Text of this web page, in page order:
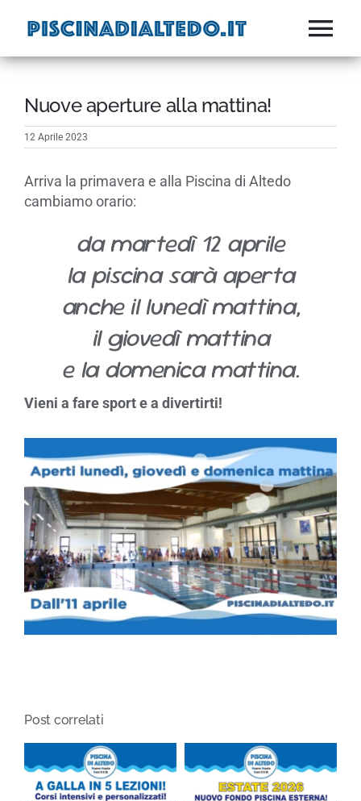
ESTATE
Nuove aperture alla mattina!
12 Aprile 2023
Arriva la primavera e alla Piscina di Altedo
cambiamo orario:
da martedì 12 aprile
la piscina sarà aperta
anche il lunedì mattina,
il giovedì mattina
e la domenica mattina.
Vieni a fare sport e a divertirti!
Post correlati